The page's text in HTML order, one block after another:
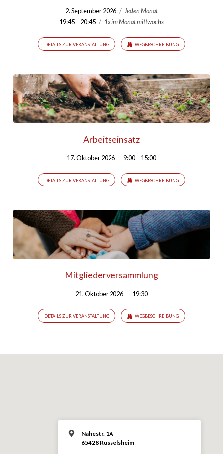
2. September 2026 / Jeden Monat
19:45 – 20:45 / 1x im Monat mittwochs
DETAILS ZUR VERANSTALTUNG WEGBESCHREIBUNG
Arbeitseinsatz
17. Oktober 2026 9:00 – 15:00
DETAILS ZUR VERANSTALTUNG WEGBESCHREIBUNG
Mitgliederversammlung
21. Oktober 2026 19:30
DETAILS ZUR VERANSTALTUNG WEGBESCHREIBUNG
Nahestr. 1A
65428 Rüsselsheim